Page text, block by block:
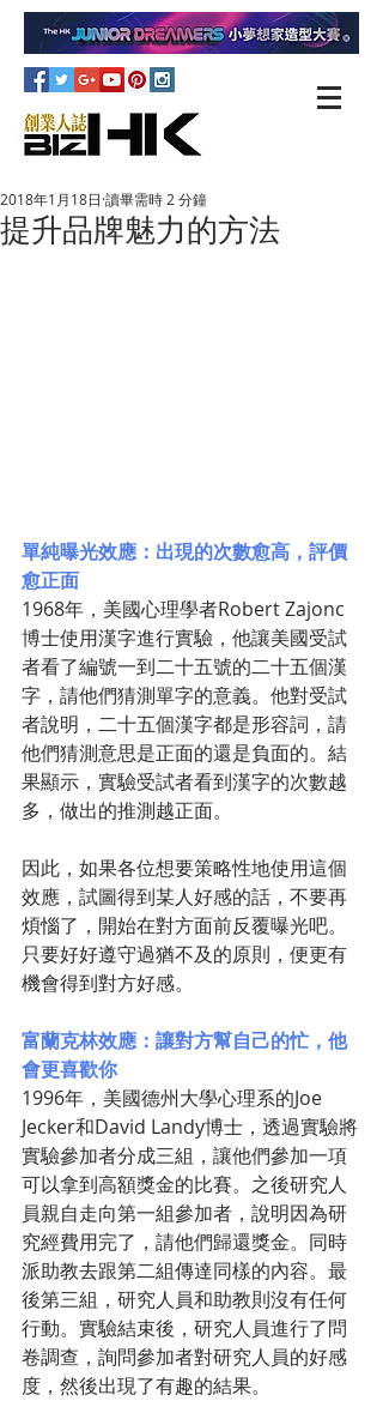
提升品牌魅力的方法
2018年1月18日 讀畢需時 2 分鐘
單純曝光效應：出現的次數愈高，評價
愈正面
1968年，美國心理學者Robert Zajonc
博士使用漢字進行實驗，他讓美國受試
者看了編號一到二十五號的二十五個漢
字，請他們猜測單字的意義。他對受試
者說明，二十五個漢字都是形容詞，請
他們猜測意思是正面的還是負面的。結
果顯示，實驗受試者看到漢字的次數越
多，做出的推測越正面。
因此，如果各位想要策略性地使用這個
效應，試圖得到某人好感的話，不要再
煩惱了，開始在對方面前反覆曝光吧。
只要好好遵守過猶不及的原則，便更有
機會得到對方好感。
富蘭克林效應：讓對方幫自己的忙，他
會更喜歡你
1996年，美國德州大學心理系的Joe
Jecker和David Landy博士，透過實驗將
實驗參加者分成三組，讓他們參加一項
可以拿到高額獎金的比賽。之後研究人
員親自走向第一組參加者，說明因為研
究經費用完了，請他們歸還獎金。同時
派助教去跟第二組傳達同樣的內容。最
後第三組，研究人員和助教則沒有任何
行動。實驗結束後，研究人員進行了問
卷調查，詢問參加者對研究人員的好感
度，然後出現了有趣的結果。